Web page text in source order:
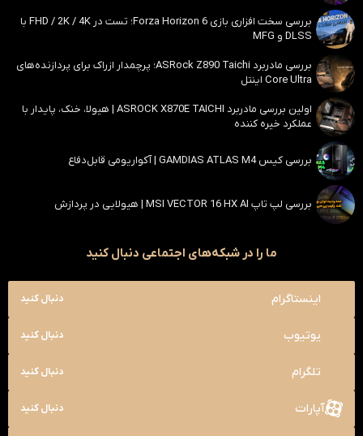
بررسی سخت افزاری بازی Forza Horizon 6؛ تست در FHD / 2K / 4K با
DLSS و MFG
بررسی مادربرد ASRock Z890 Taichi؛ پرچمدار ازراک برای پردازنده‌های
Core Ultra اینتل
اولین بررسی مادربرد ASROCK X870E TAICHI | هیولا، خنک، پایدار با
عملکرد خیره کننده
بررسی کیس GAMDIAS ATLAS M4 | آکواریومی قابل‌دفاع
بررسی لپ تاپ MSI VECTOR 16 HX AI | هیولایی در پردازش
ما را در شبکه‌های اجتماعی دنبال کنید
اینستاگرام دنبال کنید
یوتیوب دنبال کنید
تلگرام دنبال کنید
آپارات دنبال کنید